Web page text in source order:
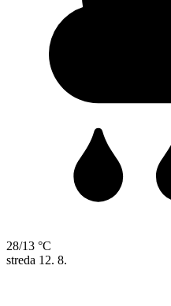
28/13 °C
streda 12. 8.